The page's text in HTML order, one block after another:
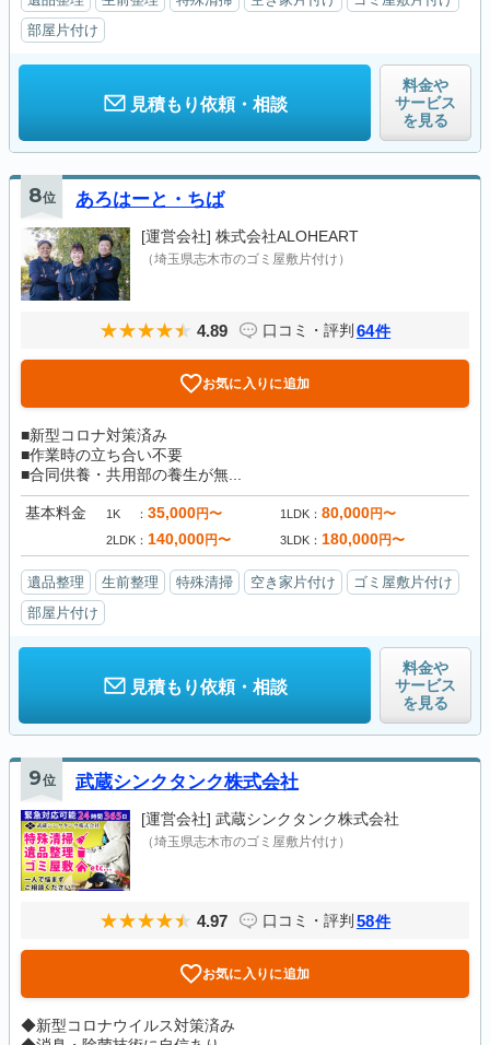
部屋片付け
見積もり依頼・相談
料金や
サービス
を見る
8位 あろはーと・ちば
[運営会社] 株式会社ALOHEART
（埼玉県志木市のゴミ屋敷片付け）
4.89 口コミ・評判 64件
お気に入りに追加
■新型コロナ対策済み
■作業時の立ち合い不要
■合同供養・共用部の養生が無...
基本料金 1K 35,000円〜 1LDK 80,000円〜
2LDK 140,000円〜 3LDK 180,000円〜
遺品整理 生前整理 特殊清掃 空き家片付け
ゴミ屋敷片付け
部屋片付け
見積もり依頼・相談
料金や
サービス
を見る
9位 武蔵シンクタンク株式会社
[運営会社] 武蔵シンクタンク株式会社
（埼玉県志木市のゴミ屋敷片付け）
4.97 口コミ・評判 58件
お気に入りに追加
◆新型コロナウイルス対策済み